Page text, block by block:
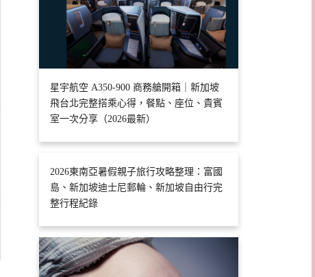
星宇航空 A350-900 商務艙開箱｜新加坡
飛台北完整搭乘心得，餐點、座位、貴賓
室一次分享（2026最新）
2026東南亞暑假親子旅行攻略整理：富國
島、新加坡迪士尼郵輪、新加坡自由行完
整行程紀錄